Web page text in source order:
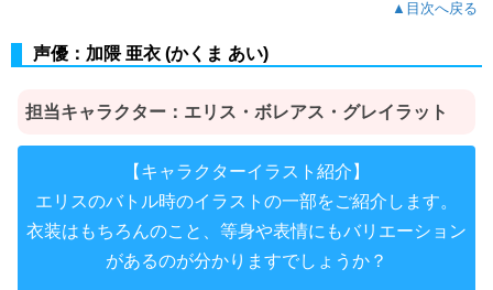
▲目次へ戻る
声優：加隈 亜衣 (かくま あい)
担当キャラクター： エリス・ボレアス・グレイラット
【キャラクターイラスト紹介】
エリスのバトル時のイラストの一部をご紹介します。
衣装はもちろんのこと、等身や表情にもバリエーション
があるのが分かりますでしょうか？